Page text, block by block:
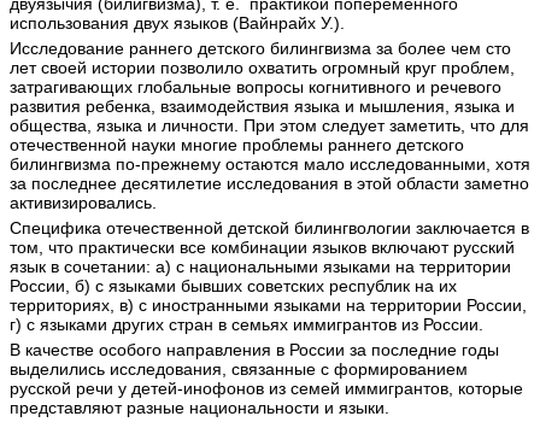
использования двух языков (Вайнрайх У.).
Исследование раннего детского билингвизма за более чем сто
лет своей истории позволило охватить огромный круг проблем,
затрагивающих глобальные вопросы когнитивного и речевого
развития ребенка, взаимодействия языка и мышления, языка и
общества, языка и личности. При этом следует заметить, что для
отечественной науки многие проблемы раннего детского
билингвизма по-прежнему остаются мало исследованными, хотя
за последнее десятилетие исследования в этой области заметно
активизировались.
Специфика отечественной детской билингвологии заключается в
том, что практически все комбинации языков включают русский
язык в сочетании: а) с национальными языками на территории
России, б) с языками бывших советских республик на их
территориях, в) с иностранными языками на территории России,
г) с языками других стран в семьях иммигрантов из России.
В качестве особого направления в России за последние годы
выделились исследования, связанные с формированием
русской речи у детей-инофонов из семей иммигрантов, которые
представляют разные национальности и языки.